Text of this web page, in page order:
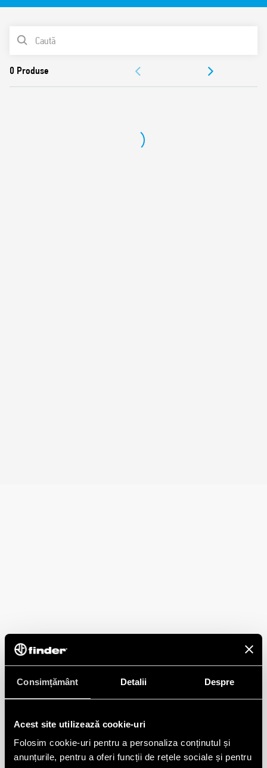
Consimțământ Detalii Despre
Acest site utilizează cookie-uri
Folosim cookie-uri pentru a personaliza conținutul și
anunțurile, pentru a oferi funcții de rețele sociale și pentru
Materialul de contact poate fi ales
rezistenţă la fluxul de spălare cu solvenţi)
LISTA DE PRODUSE
APROBĂRI